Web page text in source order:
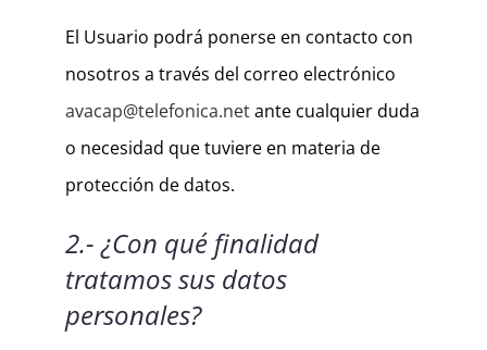
El Usuario podrá ponerse en contacto con
nosotros a través del correo electrónico
avacap@telefonica.netante cualquier duda
o necesidad que tuviere en materia de
protección de datos.
2.- ¿Con qué finalidad
tratamos sus datos
personales?